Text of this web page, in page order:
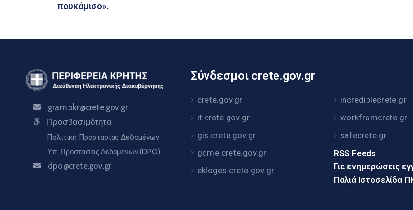
πουκάμισο».
gram.pkr@crete.gov.gr
Προσβασιμότητα
Πολιτική Προστασίας Δεδομένων
Υπ. Προστασίας Δεδομένων (DPO)
dpo@crete.gov.gr
Σύνδεσμοι crete.gov.gr
crete.gov.gr
it.crete.gov.gr
gis.crete.gov.gr
gdme.crete.gov.gr
ekloges.crete.gov.gr
incrediblecrete.gr
workfromcrete.gr
safecrete.gr
RSS Feeds
Για ενημερώσεις
Παλιά Ιστοσελίδα